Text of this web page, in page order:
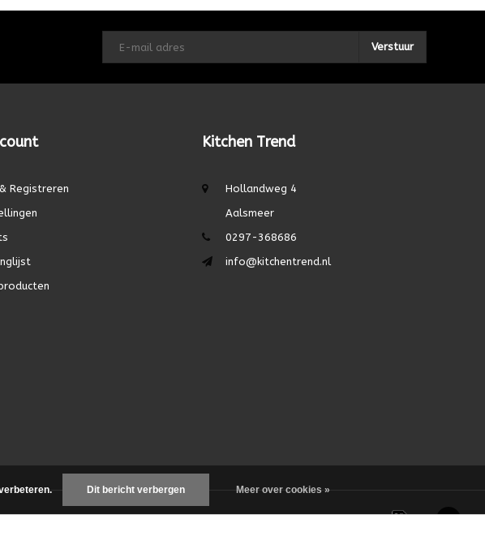
Verstuur
Registreren
Kitchen Trend
Hollandweg 4
Aalsmeer
0297-368686
info@kitchentrend.nl
Dit bericht verbergen Meer over cookies »